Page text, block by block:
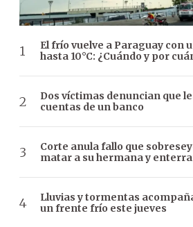
El frío vuelve a Paraguay con
hasta 10°C: ¿Cuándo y por
Dos víctimas denuncian que
cuentas de un banco
Corte anula fallo que
matar a su hermana y
Lluvias y tormentas
un frente frío este jueves